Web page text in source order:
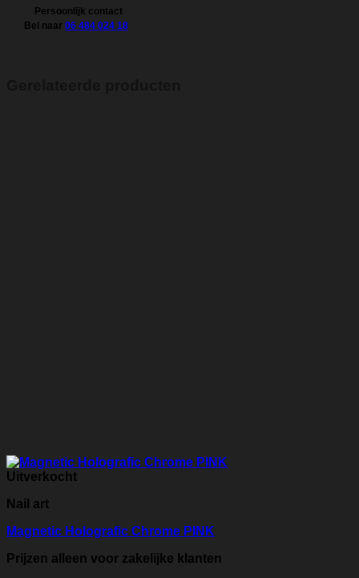
Persoonlijk contact
Bel naar 06 484 024 18
Uitverkocht
Nail art
Magnetic Holografic Chrome PINK
Prijzen alleen voor zakelijke klanten